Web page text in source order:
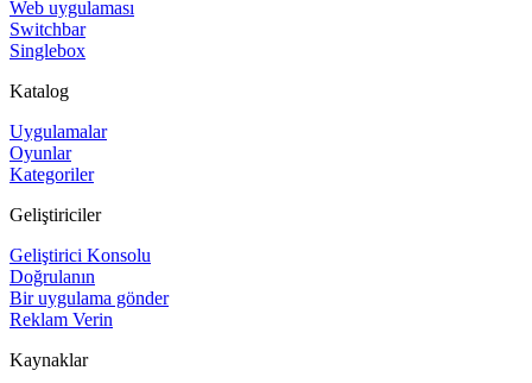
Web uygulaması
Switchbar
Singlebox
Katalog
Uygulamalar
Oyunlar
Kategoriler
Geliştiriciler
Geliştirici Konsolu
Doğrulanın
Bir uygulama gönder
Reklam Verin
Kaynaklar